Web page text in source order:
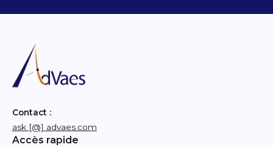
Contact :
ask [@] advaes.com
Accès rapide